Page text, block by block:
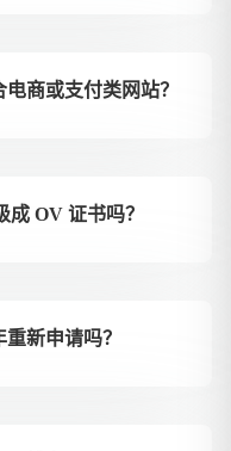
商或支付类网站？
OV 证书吗？
新申请吗？